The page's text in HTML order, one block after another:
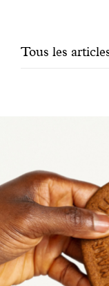
Filtrer
Tous les